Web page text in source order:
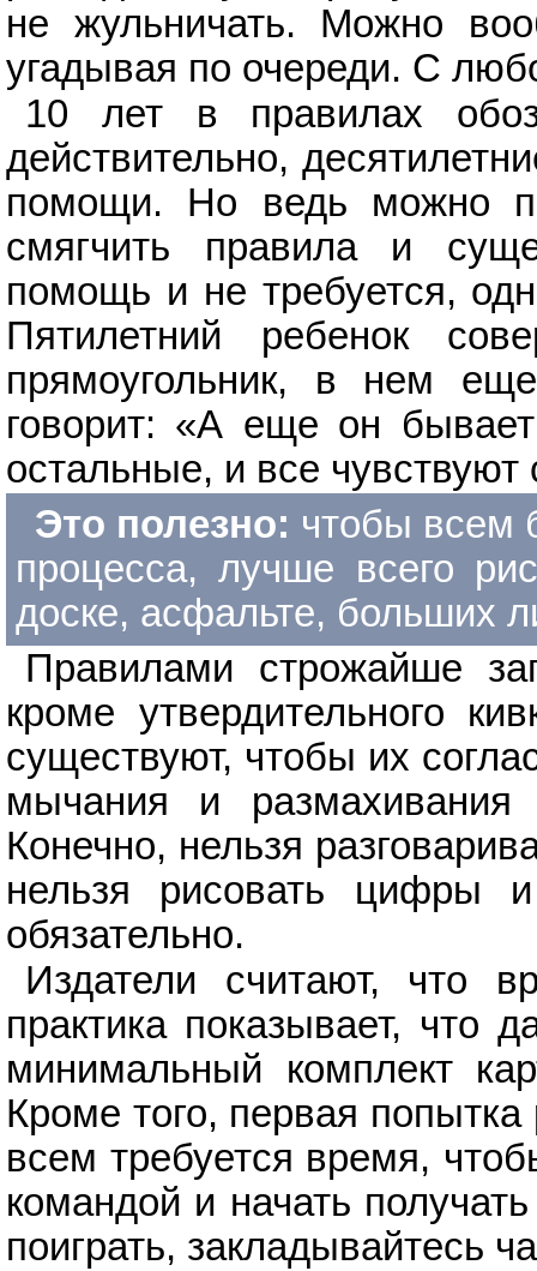
не жульничать. Можно
угадывая по очереди. С
10 лет в правилах
действительно,
помощи. Но ведь можно
смягчить правила и
помощь и не требуется,
Пятилетний ребенок
прямоугольник, в нем
говорит: «А еще он
остальные, и все
Это полезно: чтобы всем
процесса, лучше всего
доске, асфальте, больших
Правилами строжайше
кроме утвердительного
существуют, чтобы их
мычания и
Конечно, нельзя
нельзя рисовать цифры
обязательно.
Издатели считают,
практика показывает, что
минимальный комплект
Кроме того, первая
всем требуется время,
командой и начать
поиграть, закладывайтесь